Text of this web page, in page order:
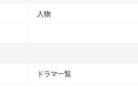
人物
ドラマ一覧